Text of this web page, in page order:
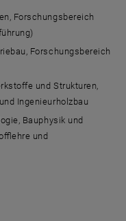
Forschungsbereich
Forschungsbereich
und Strukturen,
Ingenieurholzbau
Bauphysik und
und